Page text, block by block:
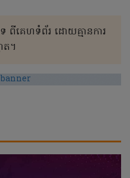
ពីគេហទំព័រ ដោយគ្មានការ
ត។